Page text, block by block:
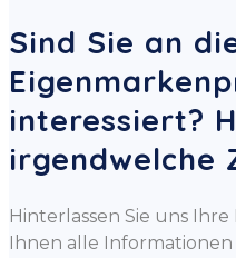
Sind Sie an
interessiert?
irgendwelche
Hinterlassen Sie uns
Ihnen alle